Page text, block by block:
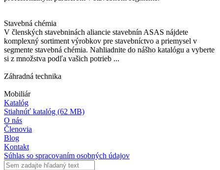
Stavebná chémia
V členských stavebninách aliancie stavebnín ASAS nájdete
komplexný sortiment výrobkov pre stavebníctvo a priemysel v
segmente stavebná chémia. Nahliadnite do nášho katalógu a vyberte
si z množstva podľa vašich potrieb ...
Záhradná technika
Mobiliár
Katalóg
Stiahnúť katalóg (62 MB)
O nás
Členovia
Blog
Kontakt
Súhlas so spracovaním osobných údajov